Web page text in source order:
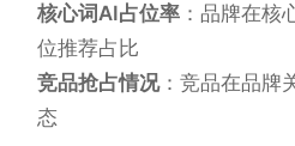
核心词AI占位率 ：品牌在核
位推荐占比
竞品抢占情况：竞品在品牌
态